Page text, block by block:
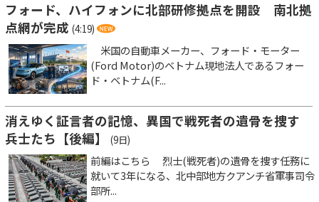
フォード、ハイフォンに北部研修拠点を開設 南北拠
点網が完成 (4:19)
米国の自動車メーカー、フォード・モーター
(Ford Motor)のベトナム現地法人であるフォー
ド・ベトナム(F...
消えゆく証言者の記憶、異国で戦死者の遺骨を捜す
兵士たち【後編】
(9日)
前編はこちら 烈士(戦死者)の遺骨を捜す任務に
就いて3年になる、北中部地方クアンチ省軍事司令
部所...